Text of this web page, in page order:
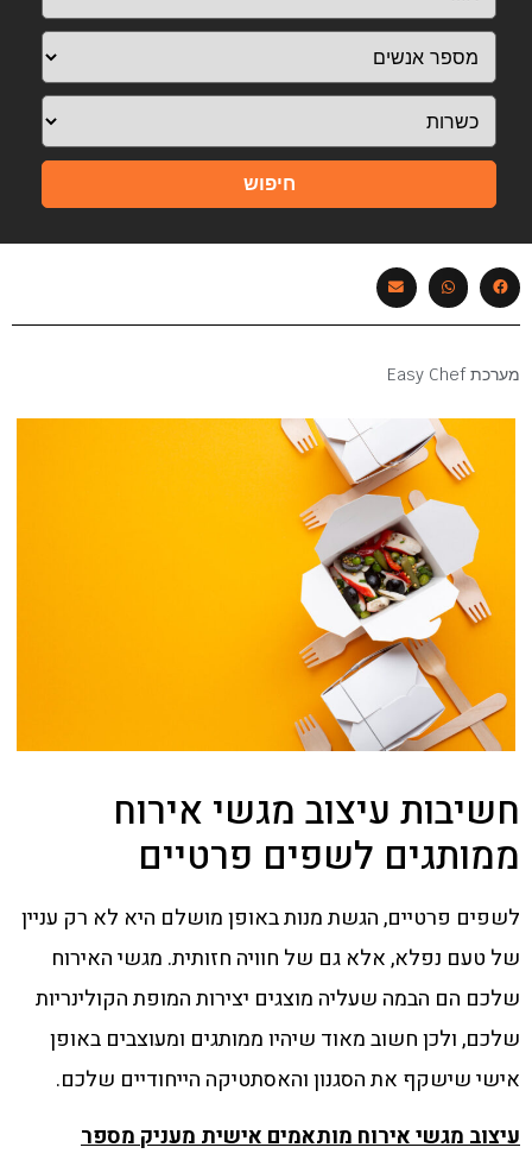
חיפוש
מערכת Easy Chef
חשיבות עיצוב מגשי אירוח
ממותגים לשפים פרטיים
לשפים פרטיים, הגשת מנות באופן מושלם היא לא רק עניין
של טעם נפלא, אלא גם של חוויה חזותית. מגשי האירוח
שלכם הם הבמה שעליה מוצגים יצירות המופת הקולינריות
שלכם, ולכן חשוב מאוד שיהיו ממותגים ומעוצבים באופן
אישי שישקף את הסגנון והאסתטיקה הייחודיים שלכם.
עיצוב מגשי אירוח מותאמים אישית מעניק מספר